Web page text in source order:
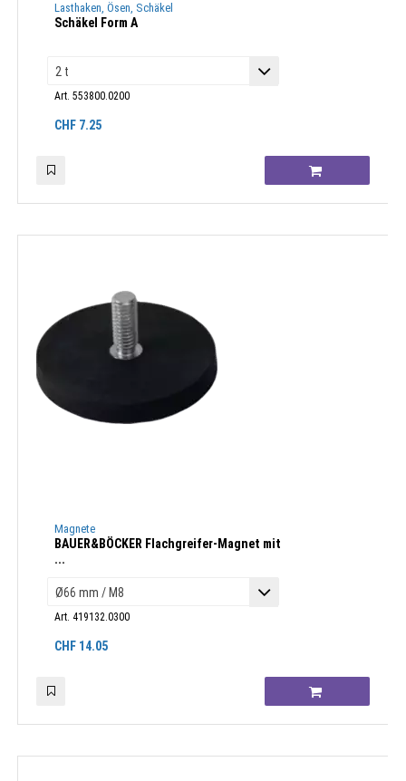
Lasthaken, Ösen, Schäkel
Schäkel Form A
Art. 553800.0200
CHF 7.25
Magnete
BAUER&BÖCKER Flachgreifer-Magnet mit
...
Art. 419132.0300
CHF 14.05